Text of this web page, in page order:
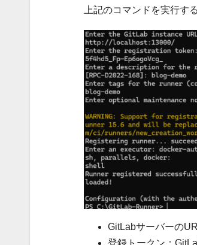
上記のコマンドを実行す
GitLabサーバーの